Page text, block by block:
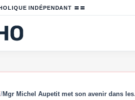
INDÉPENDANT 〓〓
/Mgr Michel Aupetit met son avenir dans